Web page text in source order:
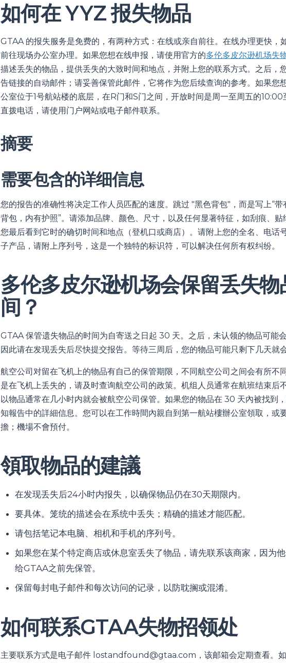
如何在 YYZ 报失物品
GTAA 的报失服务是免费的，有两种方式：在线或亲自前往。在线办理更快，
前往现场办公室办理。如果您想在线申报，请使用官方的多伦多皮尔逊机场失
描述丢失的物品，提供丢失的大致时间和地点，并附上您的联系方式。之后，
告链接的自动邮件；请妥善保管此邮件，它将作为您后续查询的参考。如果您
公室位于1号航站楼的底层，在R门和S门之间，开放时间是周一至周五的
直拨电话，请使用门户网站或电子邮件联系。
摘要
需要包含的详细信息
您的报告的准确性将决定工作人员匹配的速度。跳过 "黑色背包"，而是写上“
背包，内有护照”。请添加品牌、颜色、尺寸，以及任何显著特征，如刮痕、
您最后看到它时的确切时间和地点（登机口或商店）。请附上您的全名、电话
子产品，请附上序列号，这是一个独特的标识符，可以解决任何所有权纠纷。
多伦多皮尔逊机场会保留丢失
间？
GTAA 保管遗失物品的时间为自寄送之日起 30 天。之后，未认领的物品可能
因此请在发现丢失后尽快提交报告。等待三周后，您的物品可能只剩下几天就
航空公司对留在飞机上的物品有自己的保管期限，不同航空公司之间会有所不
是在飞机上丢失的，请及时查询航空公司的政策。机组人员通常在航班结束后
以物品通常在几小时内就会被航空公司保管。如果您的物品在 30 天內被找到
知報告中的詳細信息。您可以在工作時間內親自到第一航站樓辦公室領取，或
擔；機場不會預付。
領取物品的建議
在发现丢失后24小时内报失，以确保物品仍在30天期限内。
要具体。笼统的描述会在系统中丢失；精确的描述才能匹配。
请包括笔记本电脑、相机和手机的序列号。
如果您在某个特定商店或休息室丢失了物品，请先联系该商家，因为
给GTAA之前先保管。
保留每封电子邮件和每次访问的记录，以防耽搁或混淆。
如何联系GTAA失物招领处
主要联系方式是电子邮件 lostandfound@gtaa.com ，该邮箱会定期查看。